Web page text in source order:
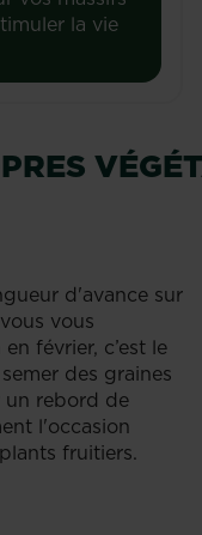
la vie
d'avance sur
vous
février, c’est le
des graines
un rebord de
l'occasion
fruitiers.